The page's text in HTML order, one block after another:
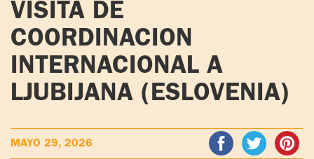
TOV ADULTOS
TOV JÓVENES
TOV NIÑOS
IGNACIO
ORBEGOZO
OFM CAP.
VISITA DE
COORDINACION
INTERNACIONAL A
LJUBIJANA (ESLOVENIA)
MAYO 29, 2026